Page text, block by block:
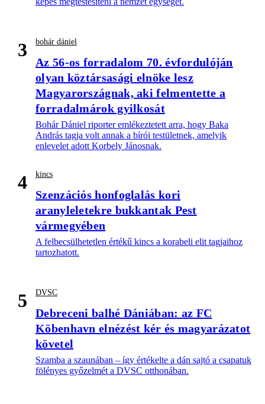
3 bohár dániel
Az 56-os forradalom 70. évfordulóján
olyan köztársasági elnöke lesz
Magyarországnak, aki felmentette a
forradalmárok gyilkosát
Bohár Dániel riporter emlékeztetett arra, hogy Baka
András tagja volt annak a bírói testületnek, amelyik
enlevelet adott Korbely Jánosnak.
4 kincs
Szenzációs honfoglalás kori
aranyleletekre bukkantak Pest
vármegyében
A felbecsülhetetlen értékű kincs a korabeli elit tagjaihoz
tartozhatott.
5 DVSC
Debreceni balhé Dániában: az FC
Köbenhavn elnézést kér és magyarázatot
követel
Szamba a szaunában – így értékelte a dán sajtó a csapatuk
fölényes győzelmét a DVSC otthonában.